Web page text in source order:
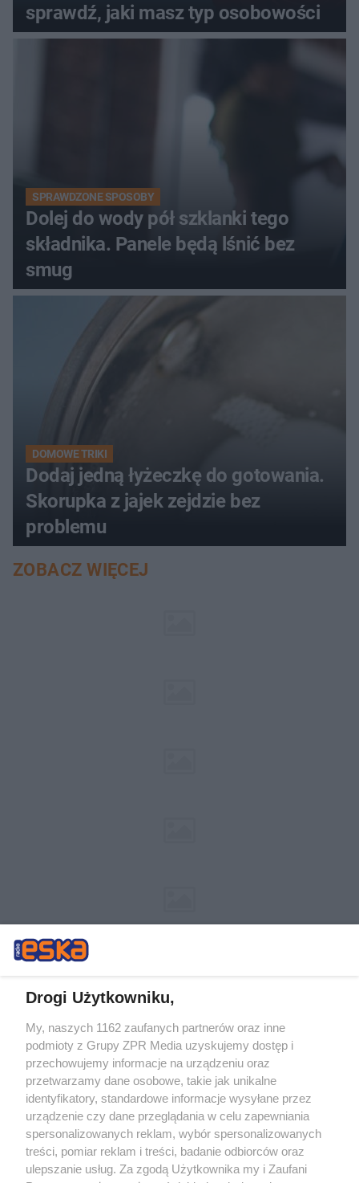
sprawdź, jaki masz typ osobowości
SPRAWDZONE SPOSOBY
Dolej do wody pół szklanki tego
składnika. Panele będą lśnić bez
smug
DOMOWE TRIKI
Dodaj jedną łyżeczkę do gotowania.
Skorupka z jajek zejdzie bez
problemu
ZOBACZ WIĘCEJ
Żaden utwór zamieszczony w serwisie nie może być powielany i
rozpowszechniany lub dalej rozpowszechniany w jakikolwiek sposób (w
tym także elektroniczny lub mechaniczny) na jakimkolwiek polu
eksploatacji w jakiejkolwiek formie, włącznie z umieszczaniem w
Internecie bez pisemnej zgody właściciela praw. Jakiekolwiek użycie lub
wykorzystanie utworów w całości lub w części z naruszeniem prawa,
tzn. bez właściwej zgody, jest zabronione pod groźbą kary i może być
ścigane prawnie.
Drogi Użytkowniku,
My, naszych 1162 zaufanych partnerów oraz inne
podmioty z Grupy ZPR Media uzyskujemy dostęp i
przechowujemy informacje na urządzeniu oraz
przetwarzamy dane osobowe, takie jak unikalne
identyfikatory, standardowe informacje wysyłane przez
urządzenie czy dane przeglądania w celu zapewniania
spersonalizowanych reklam, wybór spersonalizowanych
treści, pomiar reklam i treści, badanie odbiorców oraz
ulepszanie usług. Za zgodą Użytkownika my i Zaufani